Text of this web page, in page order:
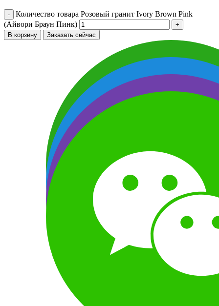
Количество товара Розовый гранит Ivory Brown Pink
(Айвори Браун Пинк)
В корзину Заказать сейчас